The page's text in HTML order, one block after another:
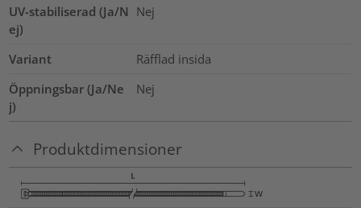
UV-stabiliserad (Ja/N
ej)
Nej
Variant
Räfflad insida
Öppningsbar (Ja/Ne
j)
Nej
Produktdimensioner